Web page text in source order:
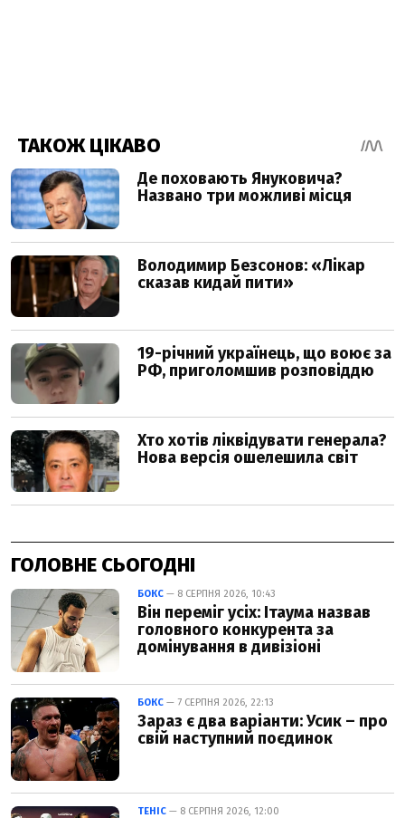
ГОЛОВНЕ СЬОГОДНІ
БОКС — 8 СЕРПНЯ 2026, 10:43
Він переміг усіх: Ітаума назвав
головного конкурента за
домінування в дивізіоні
БОКС — 7 СЕРПНЯ 2026, 22:13
Зараз є два варіанти: Усик – про
свій наступний поєдинок
ТЕНІС — 8 СЕРПНЯ 2026, 12:00